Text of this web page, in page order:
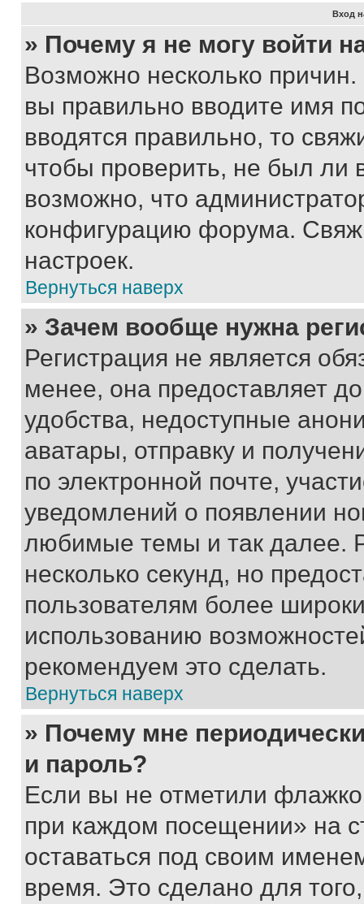
Вход
» Почему я не могу войти
Возможно несколько
вы правильно вводите имя
вводятся правильно, то
чтобы проверить, не был ли
возможно, что
конфигурацию форума.
настроек.
Вернуться наверх
» Зачем вообще нужна
Регистрация не является
менее, она предоставляет
удобства, недоступные
аватары, отправку и
по электронной почте,
уведомлений о появлении
любимые темы и так далее.
несколько секунд, но
пользователям более
использованию
рекомендуем это сделать.
Вернуться наверх
» Почему мне
и пароль?
Если вы не отметили
при каждом посещении» на
оставаться под своим
время. Это сделано для